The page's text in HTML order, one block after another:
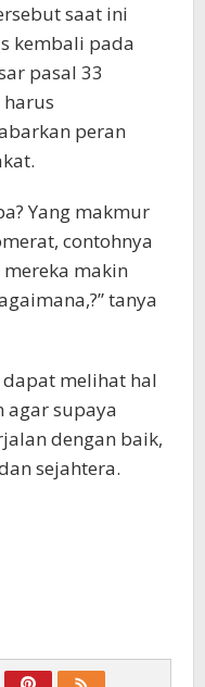
saat ini
kembali pada
pasal 33
peran
Yang makmur
contohnya
makin
tanya
melihat hal
agar supaya
dengan baik,
sejahtera.